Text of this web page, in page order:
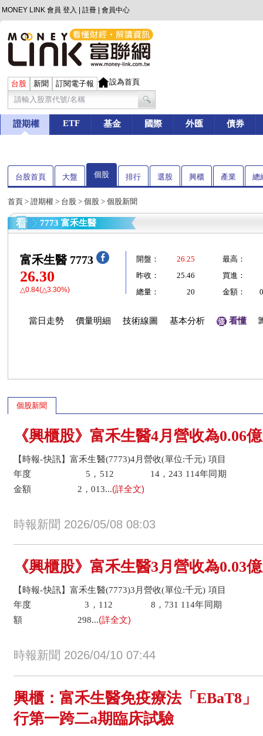
MONEY LINK 會員 登入 註冊 會員中心
台股 新聞 訂閱電子報 設為首頁
證期權 ETF 基金 國際 外匯 債券
台股首頁 大盤 個股 排行 選股 興櫃 產業 總
首頁 > 證期權 > 台股 > 個股 > 個股新聞
7773 富禾生醫
富禾生醫 7773
26.30
△0.84(△3.30%)
開盤： 26.25
最高：
昨收：
25.46
買進：
總量：
20 金額：
當日走勢 價量明細 技術線圖 基本分析 看懂
個股新聞
《興櫃股》富禾生醫4月營收為0.06
【時報-快訊】富禾生醫(7773)4月營收(單位:千元)
年度 5，512 14，243 114年同期 3
金額 2，013...(詳全文)
時報新聞 2026/05/08 08:03
《興櫃股》富禾生醫3月營收為0.03
【時報-快訊】富禾生醫(7773)3月營收(單位:千元)
年度 3，112 8，731 114年同期 2，
額 298...(詳全文)
時報新聞 2026/04/10 07:44
興櫃：富禾生醫免疫療法「EBaT8
行第一跨二a期臨床試驗